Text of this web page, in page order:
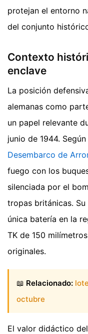
protejan el entorno
del conjunto
Contexto
enclave
La posición
alemanas como
un papel relevante
junio de 1944.
Desembarco de
fuego con los
silenciada por el
tropas británicas.
única batería en la
TK de 150
originales.
📖 Relacionado:
octubre
El valor didáctico